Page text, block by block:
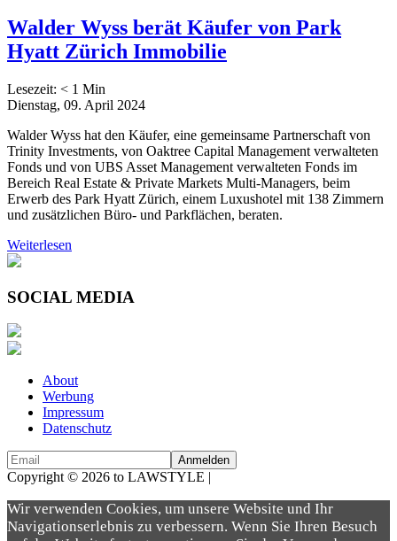
Walder Wyss berät Käufer von Park
Hyatt Zürich Immobilie
Lesezeit: < 1 Min
Dienstag, 09. April 2024
Walder Wyss hat den Käufer, eine gemeinsame Partnerschaft von
Trinity Investments, von Oaktree Capital Management verwalteten
Fonds und von UBS Asset Management verwalteten Fonds im
Bereich Real Estate & Private Markets Multi-Managers, beim
Erwerb des Park Hyatt Zürich, einem Luxushotel mit 138 Zimmern
und zusätzlichen Büro- und Parkflächen, beraten.
Weiterlesen
SOCIAL MEDIA
About
Werbung
Impressum
Datenschutz
Copyright © 2026 to LAWSTYLE |
Wir verwenden Cookies, um unsere Website und Ihr
Navigationserlebnis zu verbessern. Wenn Sie Ihren Besuch